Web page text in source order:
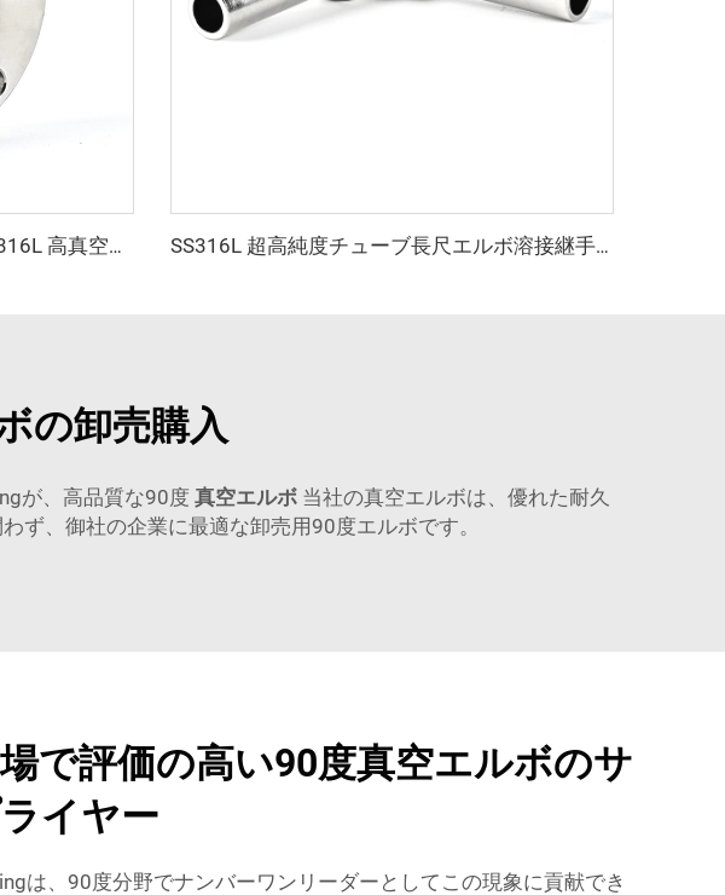
CFゼロ長レデューサー SS304 SS316L 高真空継手 異なるサイズのCFフランジ（両側）ステンレス鋼 通し穴／メトリックネジ CF35xCF16-CF200xCF150 UNCネジ SS316L 超高純度チューブ長尺エルボ溶接継手 UHP自動オービタルエルボ ステンレス鋼長尺溶接継手 超高純度用
の卸売購入
が、高品質な90度 真空エルボ 当社の真空エルボは、優れた耐久
ず、御社の企業に最適な卸売用90度エルボです。
で評価の高い90度真空エルボのサ
イヤー
は、90度分野でナンバーワンリーダーとしてこの現象に貢献でき